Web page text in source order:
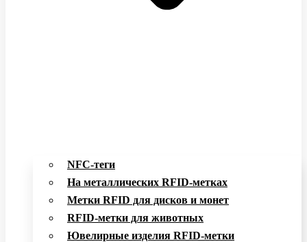
NFC-теги
На металлических RFID-метках
Метки RFID для дисков и монет
RFID-метки для животных
Ювелирные изделия RFID-метки